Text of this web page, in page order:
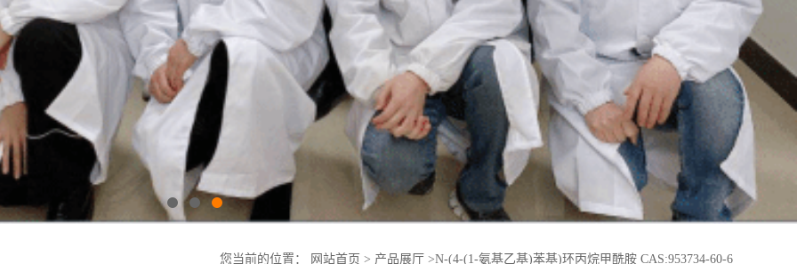
您当前的位置： 网站首页 > 产品展厅 >N-(4-(1-氨基乙基)苯基)环丙烷甲酰胺 CAS:953734-60-6